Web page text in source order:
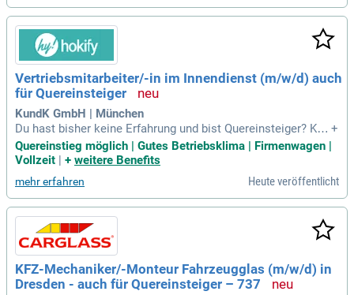
Vertriebsmitarbeiter/-in im Innendienst (m/w/d) auch
für Quereinsteiger
KundK GmbH | München
Du hast bisher keine Erfahrung und bist Quereinsteiger? Kei
n Problem! Während der Einarbeitung lernst Du alles, was D
u zur Ausführung des Jobs benötigst. Vorkenntnisse im Ber
+
Quereinstieg möglich | Gutes Betriebsklima | Firmenwagen |
Vollzeit
+ weitere Benefits
mehr erfahren Heute veröffentlicht
KFZ-Mechaniker/-Monteur Fahrzeugglas (m/w/d) in
Dresden - auch für Quereinsteiger – 737